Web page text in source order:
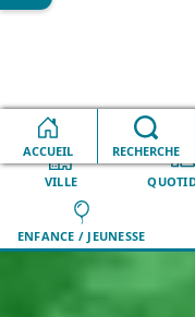
ACCUEIL RECHERCHE
Accueil Parcs et
VILLE
ENFANCE / JEUNESSE